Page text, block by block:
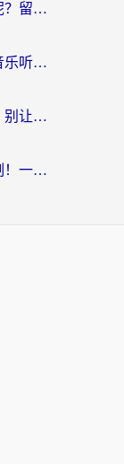
在日本用什么软件看中国电视剧呢？留学生亲测有效的回国加速方案
海外党必看：在国外怎么用酷我音乐听音乐？告别“地区不支持”的实用指南
在国外怎么能听国内的音乐软件？别让版权限制断了你的“中文歌单”
国外怎么看番剧？别再愁版权限制！一个工具解决所有回国追剧难题